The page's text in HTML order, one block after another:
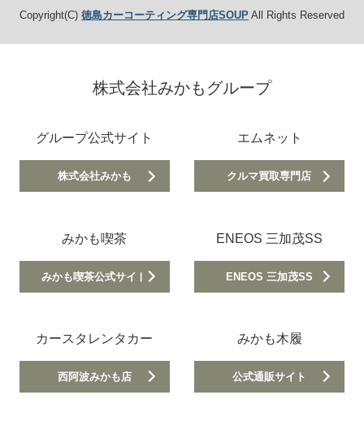
Copyright(C) 徳島カーコーティング専門店SOUPAll Rights Reserved
株式会社みかもグループ
グループ公式サイト
株式会社みかも
エムネット
クルマ買取専門店
みかも喫茶
みかも喫茶公式サイト
ENEOS 三加茂SS
ENEOS 三加茂SS
カースタレンタカー
西阿波みかも店
みかも木履
公式通販サイト